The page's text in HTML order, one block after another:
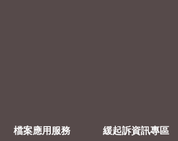
檔案應用服務 緩起訴資訊專區